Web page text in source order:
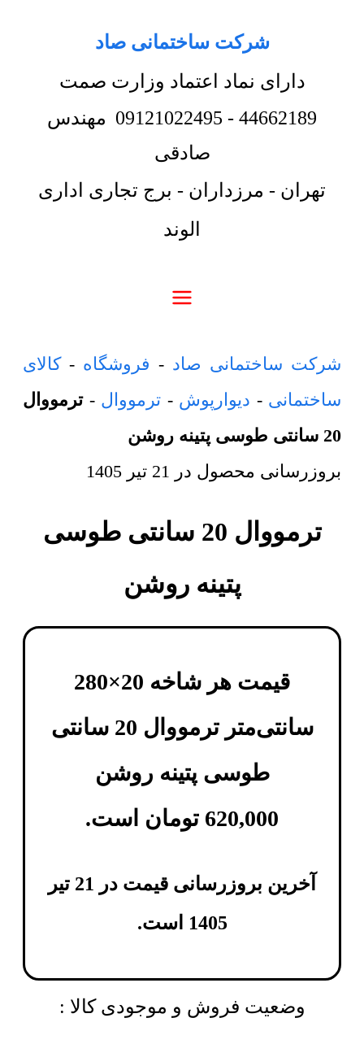
شرکت ساختمانی صاد
دارای نماد اعتماد وزارت صمت
44662189
-
09121022495 مهندس
صادقی
تهران - مرزداران - برج تجاری اداری
الوند
شرکت ساختمانی صاد - فروشگاه -کالای
ساختمانی - دیوارپوش - ترمووال -ترمووال
20 سانتی طوسی پتینه روشن
بروزرسانی محصول در 21 تیر 1405
ترمووال 20 سانتی طوسی
پتینه روشن
قیمت هر شاخه 20×280
سانتی‌متر
ترمووال 20 سانتی
طوسی پتینه روشن
620,000 تومان است.
آخرین بروزرسانی قیمت در 21 تیر
1405 است.
وضعیت فروش و موجودی کالا :